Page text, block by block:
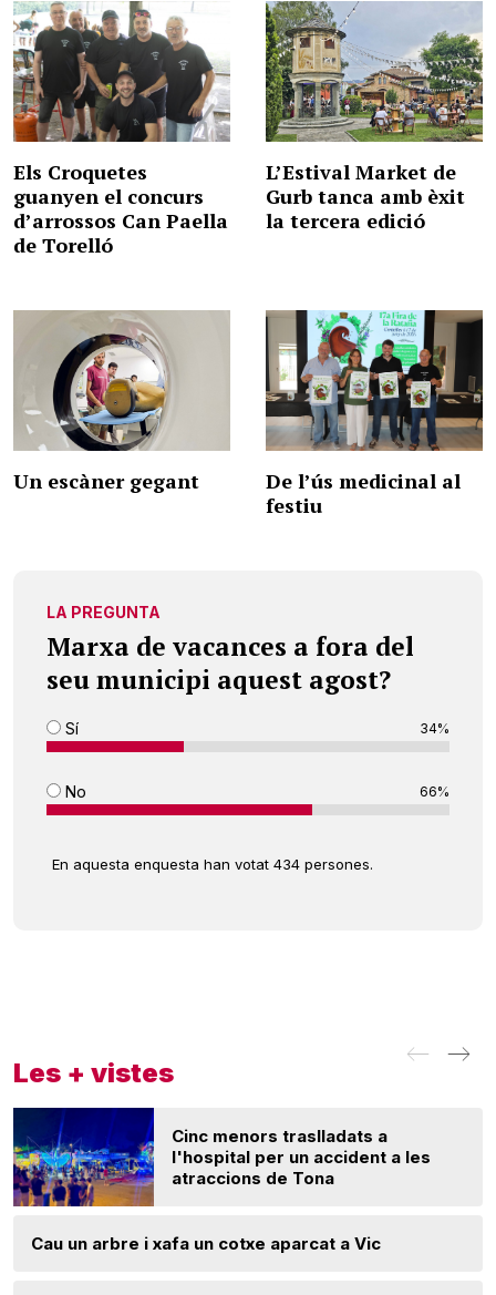
Els Croquetes
guanyen el concurs
d’arrossos Can Paella
de Torelló
L’Estival Market de
Gurb tanca amb èxit
la tercera edició
Un escàner gegant
De l’ús medicinal al
festiu
LA PREGUNTA
Marxa de vacances a fora del
seu municipi aquest agost?
Sí 34%
No 66%
En aquesta enquesta han votat 434 persones.
Les + vistes
Cinc menors traslladats a
l'hospital per un accident a les
atraccions de Tona
Cau un arbre i xafa un cotxe aparcat a Vic